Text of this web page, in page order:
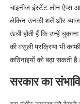
लिए आवेदन
आपको ULI में
1. ULI-सक्षम
3. लोन के
चाइनीज इंस्टेंट लोन ऐप्स
लेकिन उनकी शर्तें और
ऊंची होती हैं कि उन्हें
की वसूली प्रक्रिया भी
कठिनाइयों को बढ़ा सकती है।
सरकार का